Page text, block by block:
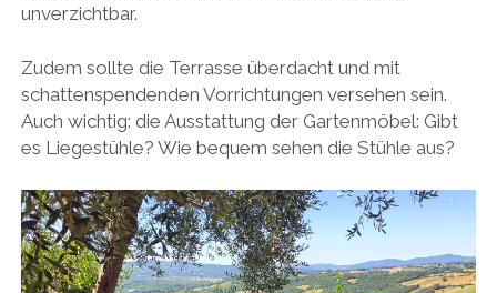
unverzichtbar.
Zudem sollte die Terrasse überdacht und mit
schattenspendenden Vorrichtungen versehen sein.
Auch wichtig: die Ausstattung der Gartenmöbel: Gibt
es Liegestühle? Wie bequem sehen die Stühle aus?